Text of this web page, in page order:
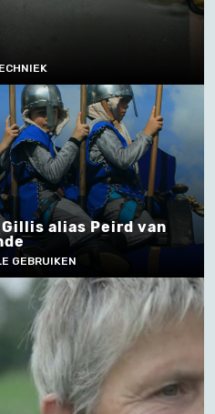
alias Peird van
GEBRUIKEN